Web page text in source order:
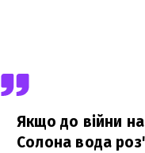
Якщо до війни
Солона вода